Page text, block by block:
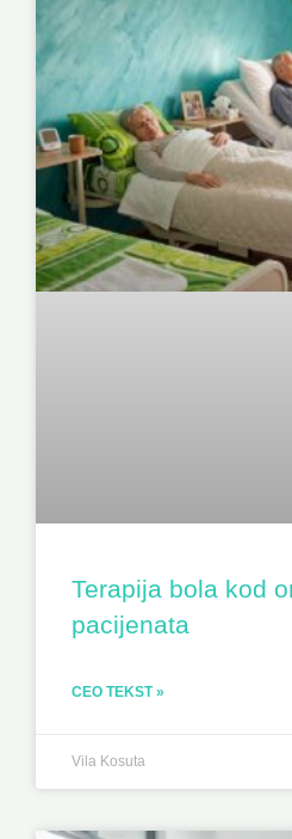
Terapija bola kod
pacijenata
CEO TEKST »
Vila Kosuta